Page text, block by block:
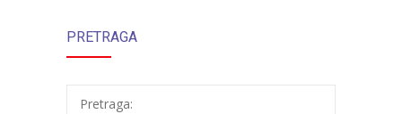
PRETRAGA
Pretraga: